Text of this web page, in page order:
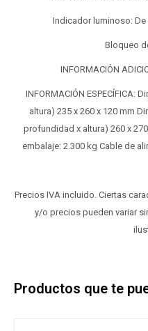
Indicador luminoso:
Bloqueo
INFORMACIÓN
INFORMACIÓN ESPECÍFICA:
altura) 235 x 260 x 120 mm
profundidad x altura) 260 x
embalaje: 2.300 kg Cable de
Precios IVA incluido. Ciertas
y/o precios pueden variar
Productos que te